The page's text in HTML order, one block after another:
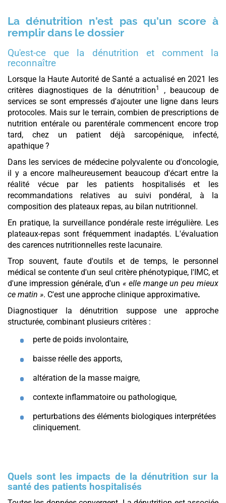
La dénutrition n'est pas qu'un score à
remplir dans le dossier
Qu'est-ce que la dénutrition et comment la
reconnaître
Lorsque la Haute Autorité de Santé a actualisé en 2021 les
critères diagnostiques de la dénutrition1
, beaucoup de
services se sont empressés d'ajouter une ligne dans leurs
protocoles. Mais sur le terrain, combien de prescriptions de
nutrition entérale ou parentérale commencent encore trop
tard, chez un patient déjà sarcopénique, infecté,
apathique ?
Dans les services de médecine polyvalente ou d'oncologie,
il y a encore malheureusement beaucoup d'écart entre la
réalité vécue par les patients hospitalisés et les
recommandations relatives au suivi pondéral, à la
composition des plateaux repas, au bilan nutritionnel.
En pratique, la surveillance pondérale reste irrégulière. Les
plateaux-repas sont fréquemment inadaptés. L'évaluation
des carences nutritionnelles reste lacunaire.
Trop souvent, faute d'outils et de temps, le personnel
médical se contente d'un seul critère phénotypique, l'IMC, et
d'une impression générale, d'un« elle mange un peu mieux
ce matin ». C'est une approche clinique approximative.
Diagnostiquer la dénutrition suppose une approche
structurée, combinant plusieurs critères :
perte de poids involontaire,
baisse réelle des apports,
altération de la masse maigre,
contexte inflammatoire ou pathologique,
perturbations des éléments biologiques interprétées
cliniquement.
Quels sont les impacts de la dénutrition sur la
santé des patients hospitalisés